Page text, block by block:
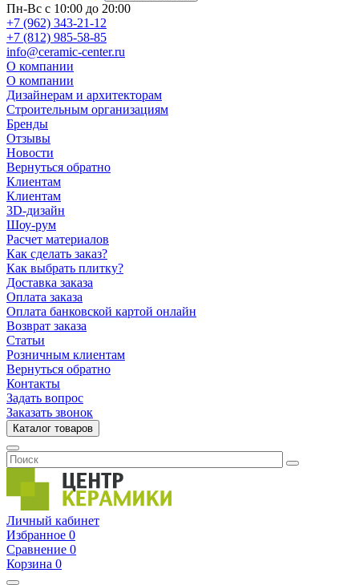
Пн-Вс с 10:00 до 20:00
+7 (962) 343-21-12
+7 (812) 985-58-85
info@ceramic-center.ru
О компании
О компании
Дизайнерам и архитекторам
Строительным организациям
Бренды
Отзывы
Новости
Вернуться обратно
Клиентам
Клиентам
3D-дизайн
Шоу-рум
Расчет материалов
Как сделать заказ?
Как выбрать плитку?
Доставка заказа
Оплата заказа
Оплата банковской картой онлайн
Возврат заказа
Статьи
Розничным клиентам
Вернуться обратно
Контакты
Задать вопрос
Заказать звонок
Каталог товаров
Личный кабинет
Избранное 0
Сравнение 0
Корзина 0